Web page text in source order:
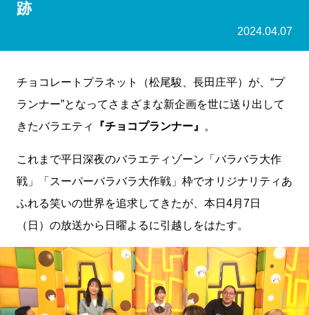
跡
2024.04.07
チョコレートプラネット（松尾駿、長田庄平）が、“プ
ランナー”となってさまざまな新企画を世に送り出して
きたバラエティ
『チョコプランナー』 。
これまで平日深夜のバラエティゾーン「バラバラ大作
戦」「スーパーバラバラ大作戦」枠でオリジナリティあ
ふれる笑いの世界を追求してきたが、本日4月7日
（日）の放送から日曜よるに引越しをはたす。